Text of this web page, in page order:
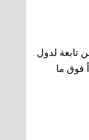
تابعة لدول
فوق ما